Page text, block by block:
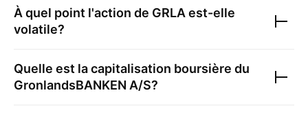
À quel point l'action de GRLA est-elle
volatile?
Quelle est la capitalisation boursière du
GronlandsBANKEN A/S?